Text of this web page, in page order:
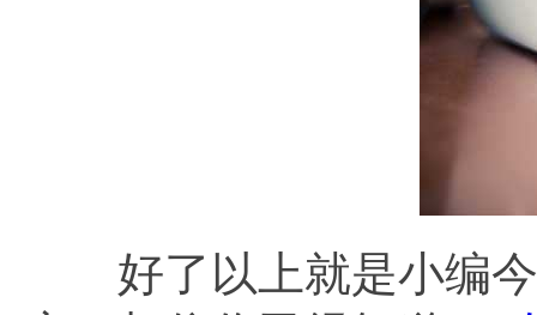
好了以上就是小编今